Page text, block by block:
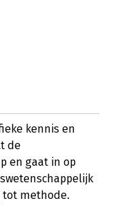
kennis en
de
en gaat in op
tot methode.